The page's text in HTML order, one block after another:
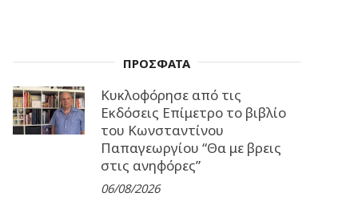
ΠΡΟΣΦΑΤΑ
Κυκλοφόρησε από τις
Εκδόσεις Επίμετρο το βιβλίο
του Κωνσταντίνου
Παπαγεωργίου “Θα με βρεις
στις ανηφόρες”
06/08/2026